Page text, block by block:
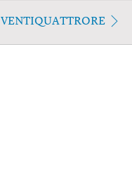
VENTIQUATTRORE